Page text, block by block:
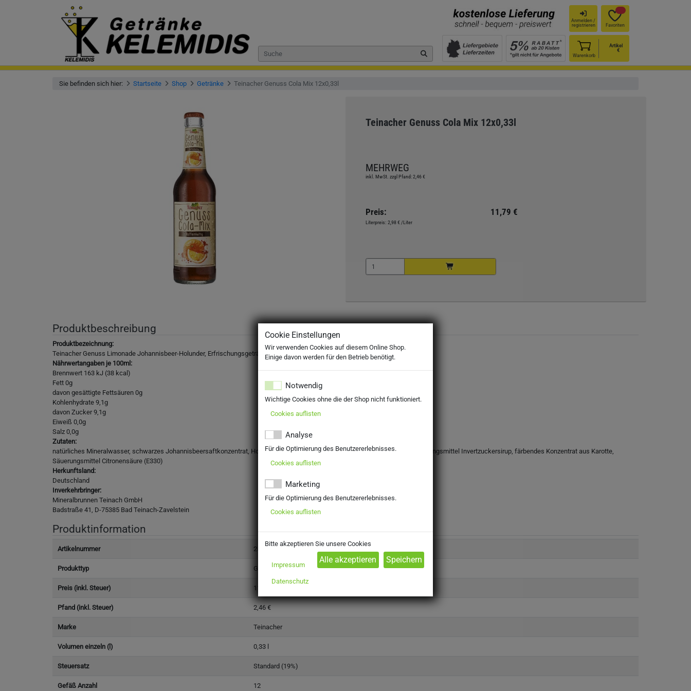
Anmelden /
registrieren
Favoriten
Warenkorb
Artikel
€
Sie befinden sich hier: Startseite Shop Getränke Teinacher Genuss Cola Mix 12x0,33l
Teinacher Genuss Cola Mix 12x0,33l
MEHRWEG
inkl. MwSt. zzgl Pfand: 2,46 €
Preis: 11,79 €
Literpreis: 2,98 € /Liter
Produktbeschreibung
Produktbezeichnung:
Teinacher Genuss Limonade Johannisbeer-Holunder, Erfrischungsgetränk mit Süßungsmitteln
Nährwertangaben je 100ml:
Brennwert 163 kJ (38 kcal)
Fett 0g
davon gesättigte Fettsäuren 0g
Kohlenhydrate 9,1g
davon Zucker 9,1g
Eiweiß 0,0g
Salz 0,0g
Zutaten:
natürliches Mineralwasser, schwarzes Johannisbeersaftkonzentrat, Holunderbeersaftkonzentrat, Wasser, natürliches Aroma, Süßungsmittel Invertzuckersirup, färbendes Konzentrat aus Karotte,
Säuerungsmittel Citronensäure (E330)
Herkunftsland:
Deutschland
Inverkehrbringer:
Mineralbrunnen Teinach GmbH
Badstraße 41, D-75385 Bad Teinach-Zavelstein
Produktinformation
Artikelnummer 2501390
Produkttyp Getränke
Preis (inkl. Steuer) 11,79 €
Pfand (inkl. Steuer) 2,46 €
Marke Teinacher
Volumen einzeln (l) 0,33 l
Steuersatz Standard (19%)
Gefäß Anzahl 12
Cookie Einstellungen
Wir verwenden Cookies auf diesem Online Shop.
Einige davon werden für den Betrieb benötigt.
Notwendig
Wichtige Cookies ohne die der Shop nicht funktioniert.
Cookies auflisten
Analyse
Für die Optimierung des Benutzererlebnisses.
Cookies auflisten
Marketing
Für die Optimierung des Benutzererlebnisses.
Cookies auflisten
Bitte akzeptieren Sie unsere Cookies
Impressum
Datenschutz